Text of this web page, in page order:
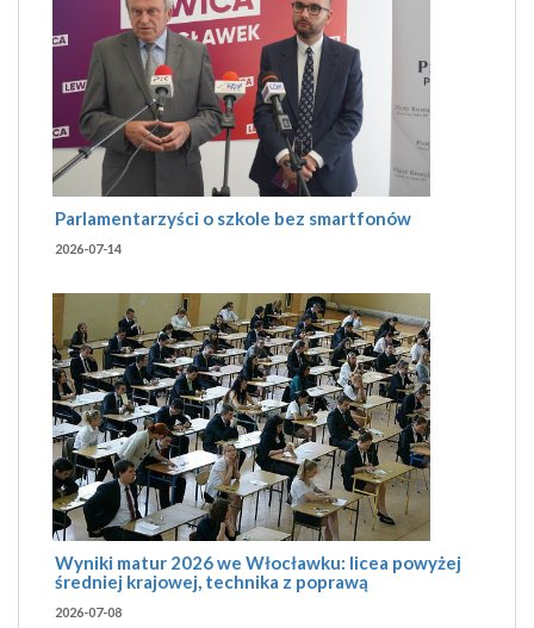
Parlamentarzyści o szkole bez smartfonów
2026-07-14
Wyniki matur 2026 we Włocławku: licea powyżej
średniej krajowej, technika z poprawą
2026-07-08